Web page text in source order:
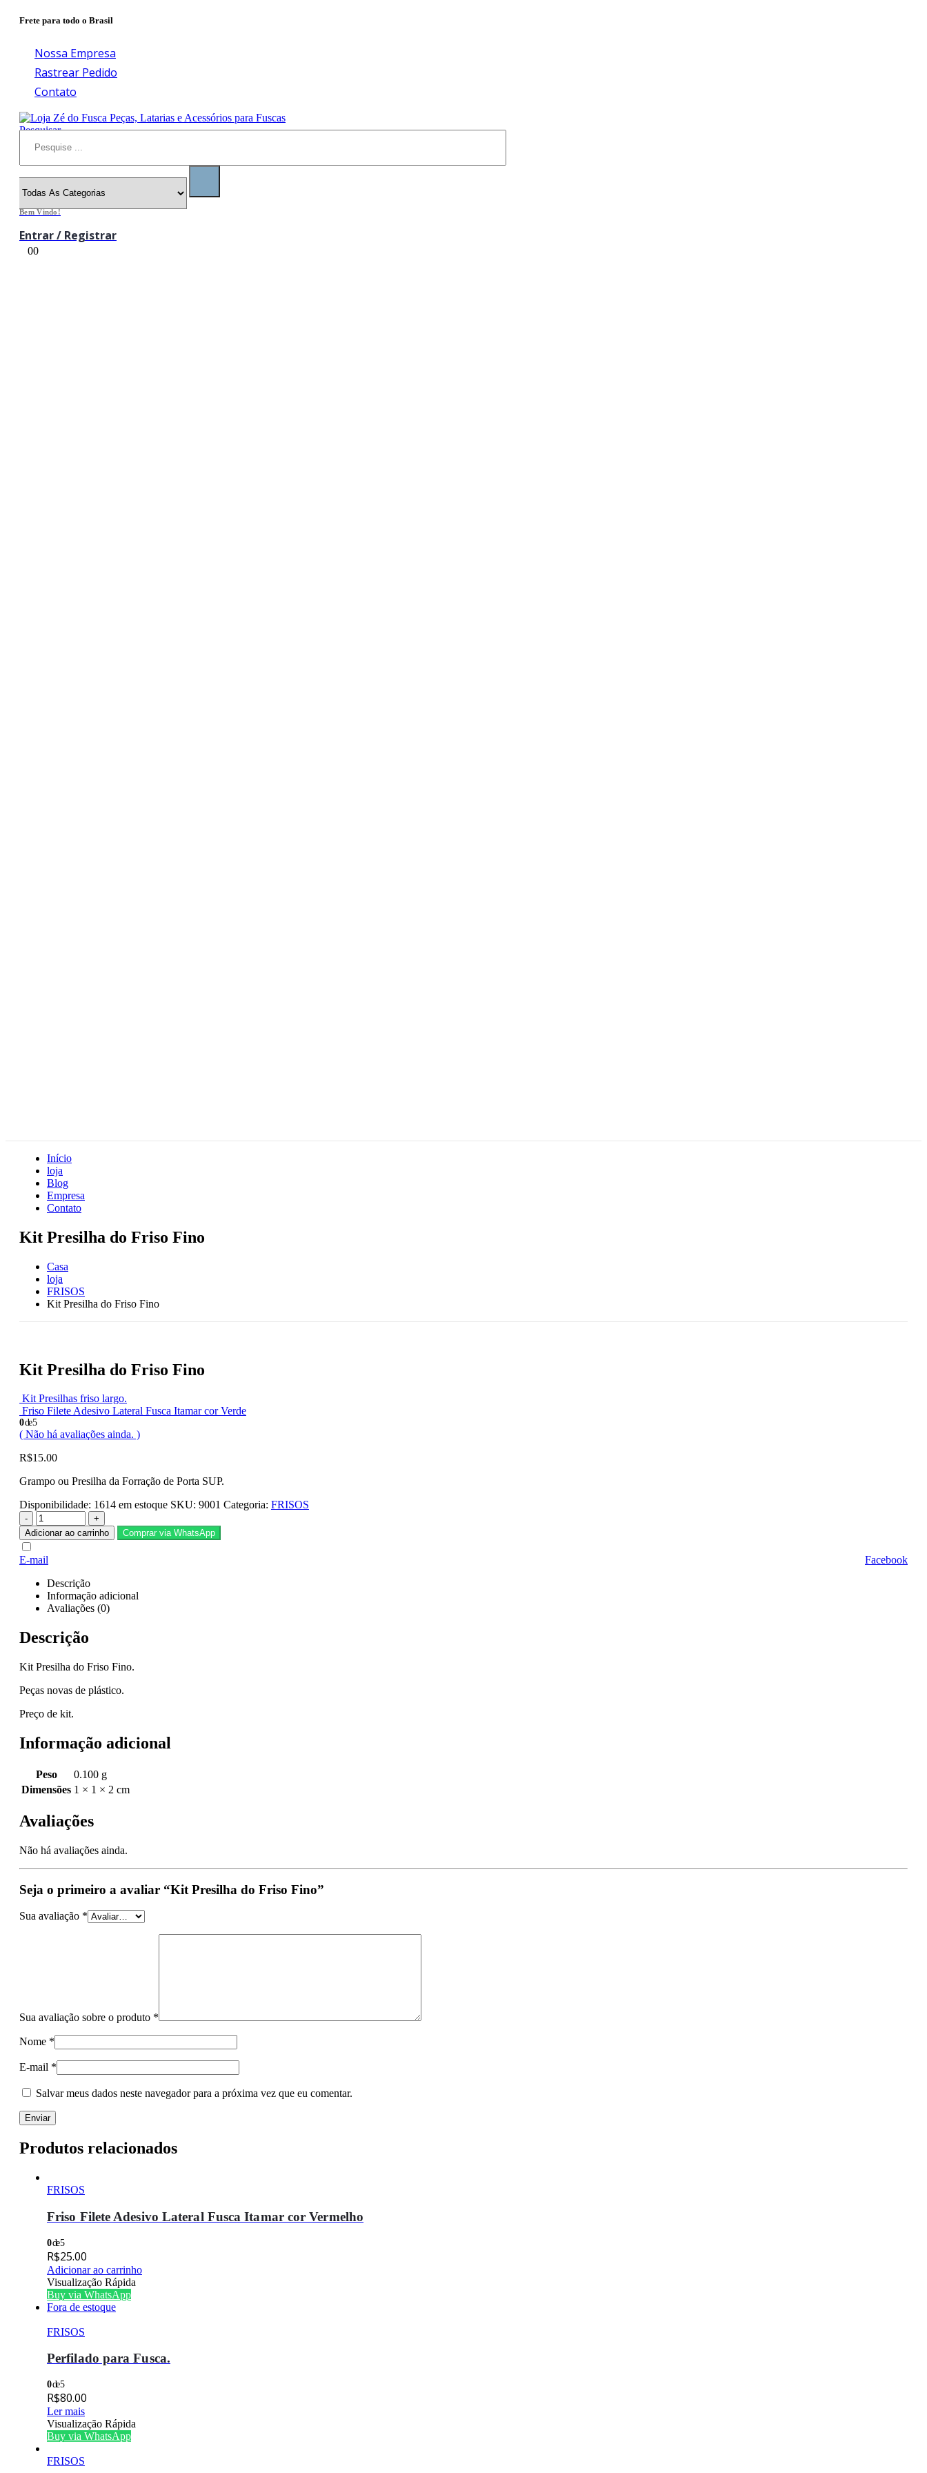
Frete para todo o Brasil
Nossa Empresa
Rastrear Pedido
Contato
Pesquisar
Bem Vindo!
Entrar / Registrar
00
Início
loja
Blog
Empresa
Contato
Kit Presilha do Friso Fino
Casa
loja
FRISOS
Kit Presilha do Friso Fino
Kit Presilha do Friso Fino
Kit Presilhas friso largo.
Friso Filete Adesivo Lateral Fusca Itamar cor Verde
0de 5
( Não há avaliações ainda. )
R$15.00
Grampo ou Presilha da Forração de Porta SUP.
Disponibilidade: 1614 em estoque SKU: 9001 Categoria: FRISOS
-
+
Adicionar ao carrinho
Comprar via WhatsApp
Facebook
E-mail
Descrição
Informação adicional
Avaliações (0)
Descrição
Kit Presilha do Friso Fino.
Peças novas de plástico.
Preço de kit.
Informação adicional
Peso
0.100 g
Dimensões 1 × 1 × 2 cm
Avaliações
Não há avaliações ainda.
Seja o primeiro a avaliar “Kit Presilha do Friso Fino”
Sua avaliação *
Sua avaliação sobre o produto *
Nome *
E-mail *
Salvar meus dados neste navegador para a próxima vez que eu comentar.
Produtos relacionados
FRISOS
Friso Filete Adesivo Lateral Fusca Itamar cor Vermelho
0de 5
R$25.00
Adicionar ao carrinho
Visualização Rápida
Buy via WhatsApp
Fora de estoque
FRISOS
Perfilado para Fusca.
0de 5
R$80.00
Ler mais
Visualização Rápida
Buy via WhatsApp
FRISOS